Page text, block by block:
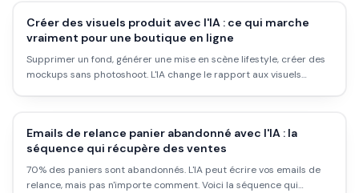
Créer des visuels produit avec l'IA : ce qui marche
vraiment pour une boutique en ligne
Supprimer un fond, générer une mise en scène lifestyle, créer des
mockups sans photoshoot. L'IA change le rapport aux visuels
Emails de relance panier abandonné avec l'IA : la
séquence qui récupère des ventes
70% des paniers sont abandonnés. L'IA peut écrire vos emails de
relance, mais pas n'importe comment. Voici la séquence qui